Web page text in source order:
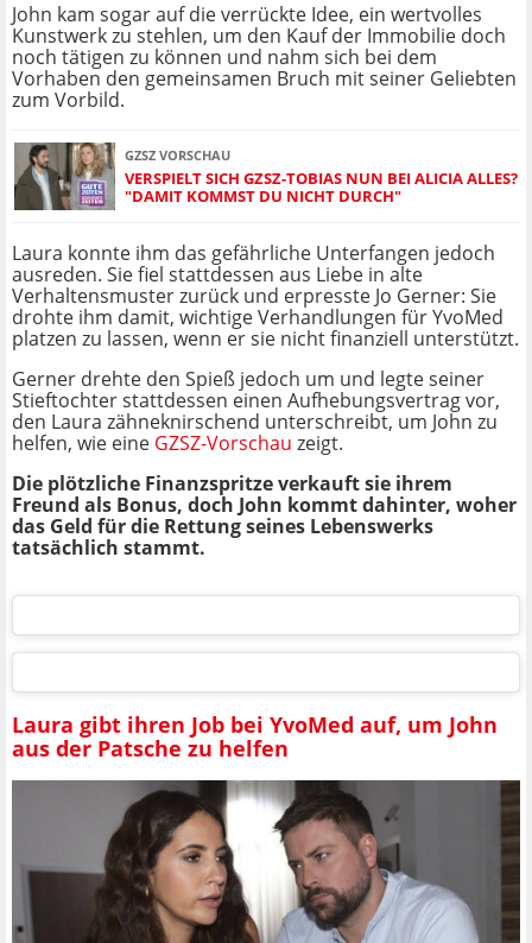
John kam sogar auf die verrückte Idee, ein wertvolles
Kunstwerk zu stehlen, um den Kauf der Immobilie doch
noch tätigen zu können und nahm sich bei dem
Vorhaben den gemeinsamen Bruch mit seiner Geliebten
zum Vorbild.
GZSZ VORSCHAU
VERSPIELT SICH GZSZ-TOBIAS NUN BEI ALICIA ALLES?
"DAMIT KOMMST DU NICHT DURCH"
Laura konnte ihm das gefährliche Unterfangen jedoch
ausreden. Sie fiel stattdessen aus Liebe in alte
Verhaltensmuster zurück und erpresste Jo Gerner: Sie
drohte ihm damit, wichtige Verhandlungen für YvoMed
platzen zu lassen, wenn er sie nicht finanziell unterstützt.
Gerner drehte den Spieß jedoch um und legte seiner
Stieftochter stattdessen einen Aufhebungsvertrag vor,
den Laura zähneknirschend unterschreibt, um John zu
helfen, wie eine GZSZ-Vorschau zeigt.
Die plötzliche Finanzspritze verkauft sie ihrem
Freund als Bonus, doch John kommt dahinter, woher
das Geld für die Rettung seines Lebenswerks
tatsächlich stammt.
Laura gibt ihren Job bei YvoMed auf, um John
aus der Patsche zu helfen